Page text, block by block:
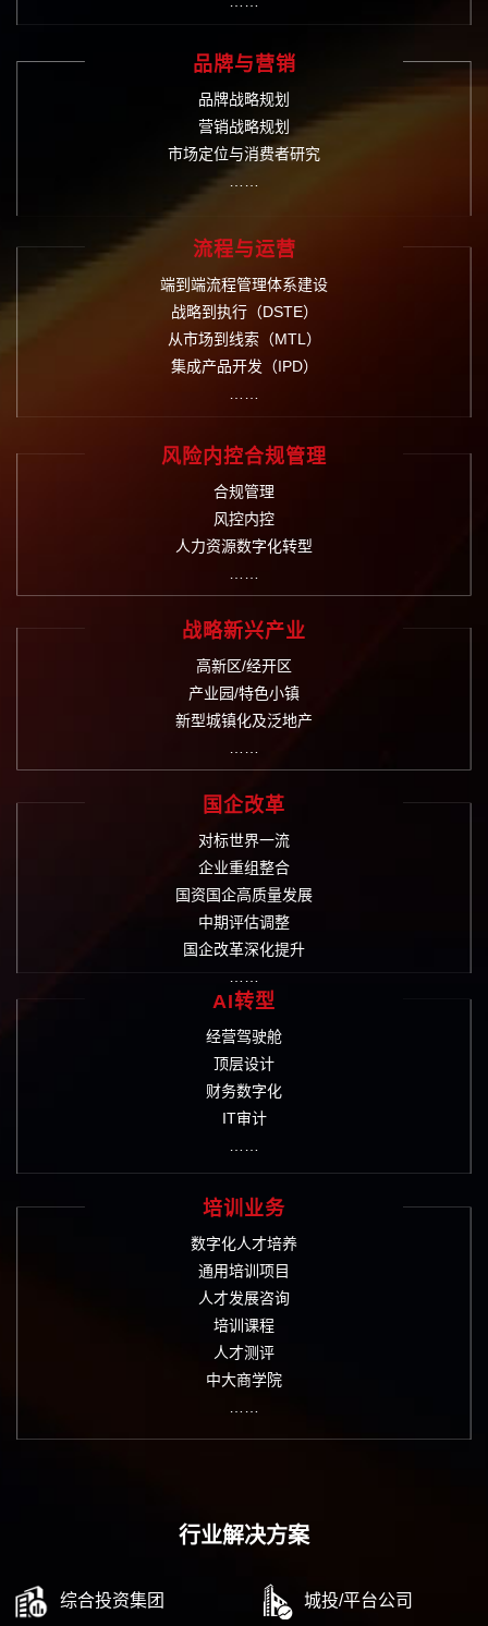
品牌与营销
品牌战略规划
营销战略规划
市场定位与消费者研究
流程与运营
端到端流程管理体系建设
战略到执行（DSTE）
从市场到线索（MTL）
集成产品开发（IPD）
风险内控合规管理
合规管理
风控内控
人力资源数字化转型
战略新兴产业
高新区/经开区
产业园/特色小镇
新型城镇化及泛地产
国企改革
对标世界一流
企业重组整合
国资国企高质量发展
中期评估调整
国企改革深化提升
AI转型
经营驾驶舱
顶层设计
财务数字化
IT审计
培训业务
数字化人才培养
通用培训项目
人才发展咨询
培训课程
人才测评
中大商学院
行业解决方案
综合投资集团 城投/平台公司